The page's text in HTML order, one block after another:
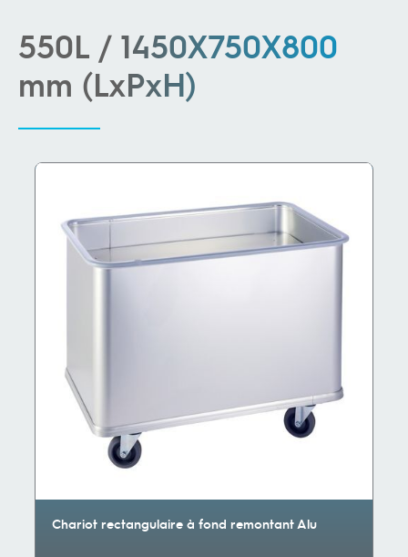
550L / 1450X750X800
mm (LxPxH)
Chariot rectangulaire à fond remontant Alu